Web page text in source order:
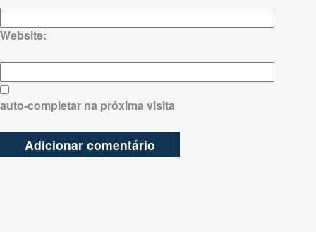
Website:
auto-completar na próxima visita